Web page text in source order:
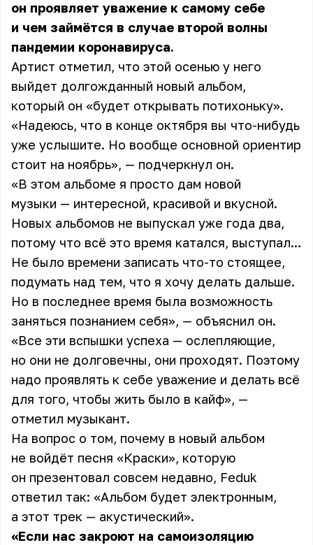
он проявляет уважение к самому себе
и чем займётся в случае второй волны
пандемии коронавируса.
Артист отметил, что этой осенью у него
выйдет долгожданный новый альбом,
который он «будет открывать потихоньку».
«Надеюсь, что в конце октября вы что-нибудь
уже услышите. Но вообще основной ориентир
стоит на ноябрь», — подчеркнул он.
«В этом альбоме я просто дам новой
музыки — интересной, красивой и вкусной.
Новых альбомов не выпускал уже года два,
потому что всё это время катался, выступал...
Не было времени записать что-то стоящее,
подумать над тем, что я хочу делать дальше.
Но в последнее время была возможность
заняться познанием себя», — объяснил он.
«Все эти вспышки успеха — ослепляющие,
но они не долговечны, они проходят. Поэтому
надо проявлять к себе уважение и делать всё
для того, чтобы жить было в кайф», —
отметил музыкант.
На вопрос о том, почему в новый альбом
не войдёт песня «Краски», которую
он презентовал совсем недавно, Feduk
ответил так: «Альбом будет электронным,
а этот трек — акустический».
«Если нас закроют на самоизоляцию